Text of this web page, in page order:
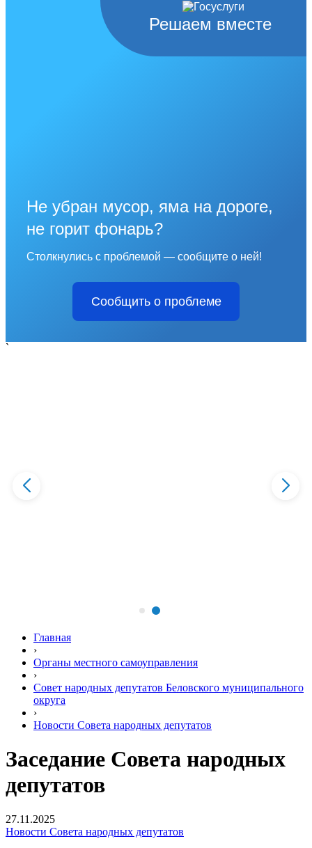
Решаем вместе
Не убран мусор, яма на дороге,
не горит фонарь?
Столкнулись с проблемой — сообщите о ней!
Сообщить о проблеме
`
Главная
›
Органы местного самоуправления
›
Совет народных депутатов Беловского муниципального
округа
›
Новости Совета народных депутатов
Заседание Совета народных
депутатов
27.11.2025
Новости Совета народных депутатов